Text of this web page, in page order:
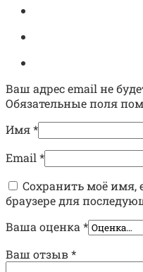
Ваш адрес email не
Обязательные поля
Имя*
Email *
Сохранить моё имя,
браузере для
Ваша оценка *
Ваш отзыв*